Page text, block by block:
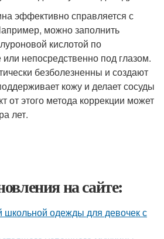
эффективно справляется с
можно заполнить
кислотой по
непосредственно под глазом.
безболезненны и создают
кожу и делает сосуды
этого метода коррекции может
лет.
на сайте:
школьной одежды для девочек с